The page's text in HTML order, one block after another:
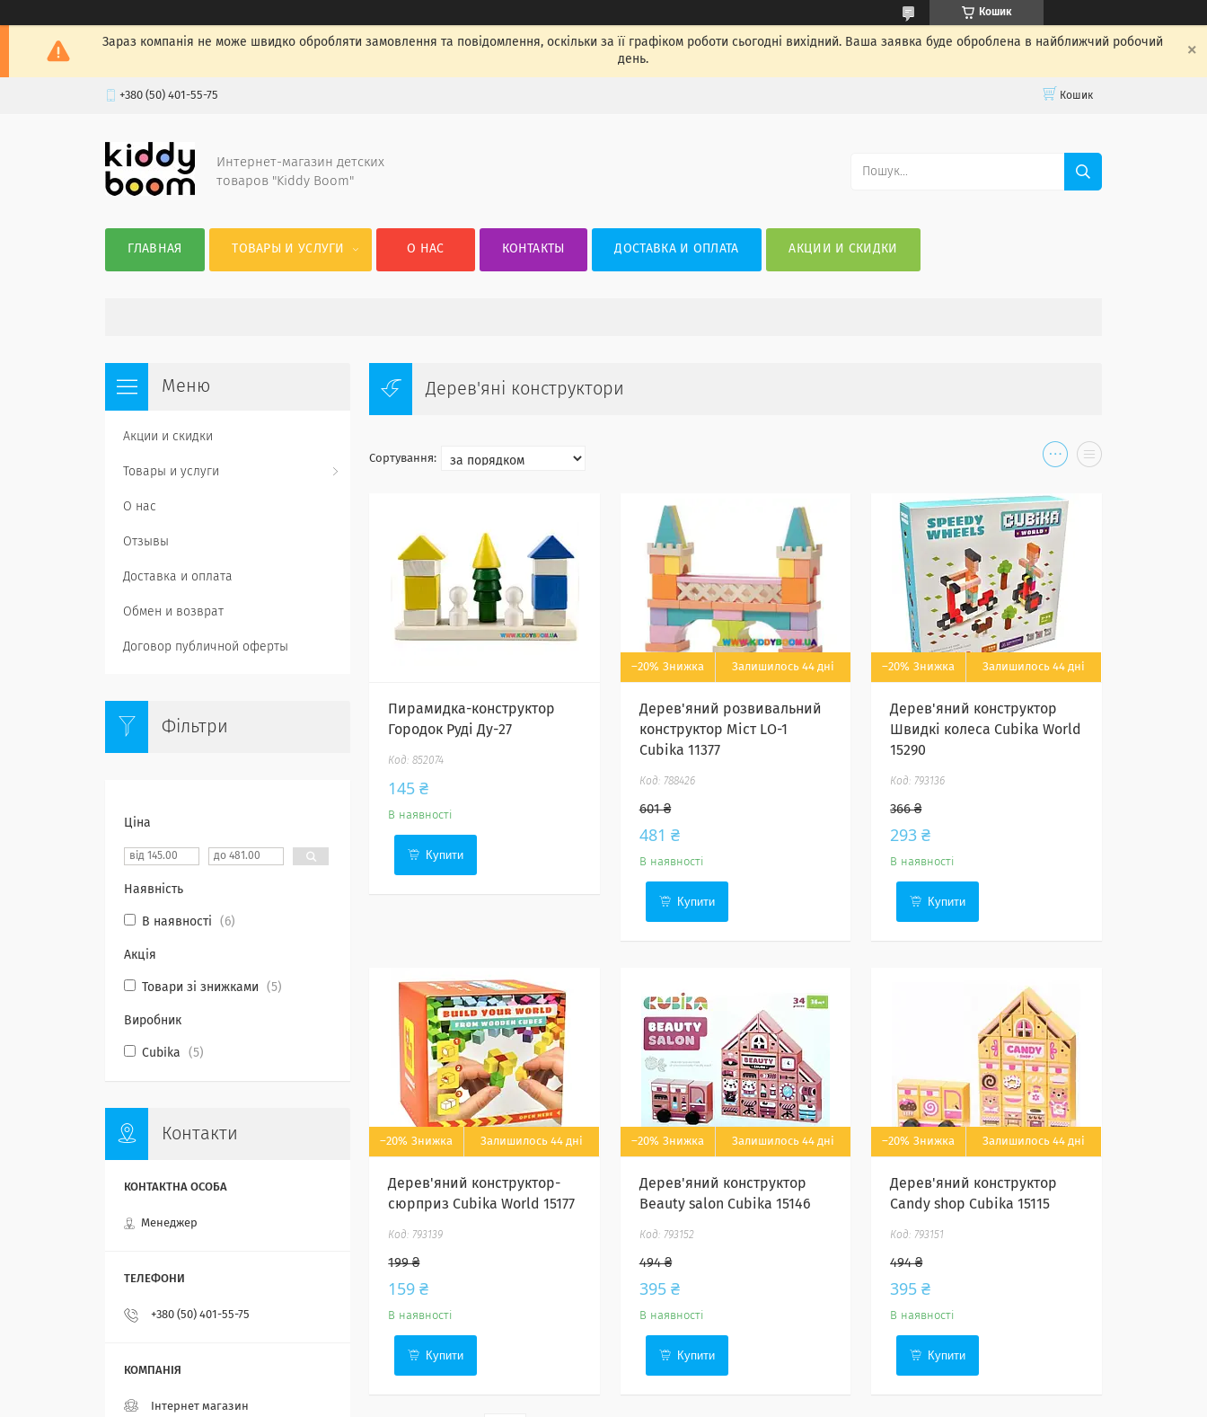
Кошик
Зараз компанія не може швидко обробляти замовлення та повідомлення, оскільки за її графіком роботи сьогодні вихідний. Ваша заявка буде оброблена в найближчий робочий
день.
+380 (50) 401-55-75 Кошик
Интернет-магазин детских
товаров "Kiddy Boom"
ГЛАВНАЯ ТОВАРЫ И УСЛУГИ О НАС КОНТАКТЫ ДОСТАВКА И ОПЛАТА АКЦИИ И СКИДКИ
Дерев'яні конструктори
Пирамидка-конструктор
Городок Руді Ду-27
852074
145 ₴
В наявності
Купити
–20% Залишилось 44 дні
Дерев'яний розвивальний
конструктор Міст LO-1
Cubika 11377
788426
601 ₴
481 ₴
В наявності
Купити
–20% Залишилось 44 дні
Дерев'яний конструктор
Швидкі колеса Cubika World
15290
793136
366 ₴
293 ₴
В наявності
Купити
–20% Залишилось 44 дні
Дерев'яний конструктор-
сюрприз Cubika World 15177
793139
199 ₴
159 ₴
В наявності
Купити
–20% Залишилось 44 дні
Дерев'яний конструктор
Beauty salon Cubika 15146
793152
494 ₴
395 ₴
В наявності
Купити
–20% Залишилось 44 дні
Дерев'яний конструктор
Candy shop Cubika 15115
793151
494 ₴
395 ₴
В наявності
Купити
Акции и скидки
Товары и услуги
О нас
Отзывы
Доставка и оплата
Обмен и возврат
Договор публичной оферты
Фільтри
Ціна
Наявність
В наявності 6
Акція
Товари зі знижками 5
Виробник
Cubika 5
Контакти
Менеджер
+380 (50) 401-55-75
Інтернет магазин